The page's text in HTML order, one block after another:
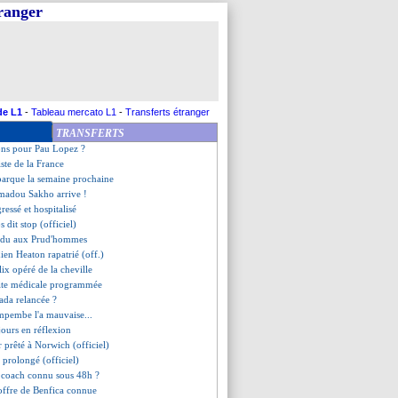
L1 - Tableau mercato L1 - Transferts étranger
TRANSFERTS
a prolongé (officiel)
l'excuse de l'hôtel
le choix Ramos !
Mbappé, CR7 et Neuer
pour Pau Lopez ?
de la France
la semaine prochaine
Sakho arrive !
et hospitalisé
dit stop (officiel)
aux Prud'hommes
Heaton rapatrié (off.)
opéré de la cheville
médicale programmée
relancée ?
l'a mauvaise...
en réflexion
prêté à Norwich (officiel)
prolongé (officiel)
connu sous 48h ?
de Benfica connue